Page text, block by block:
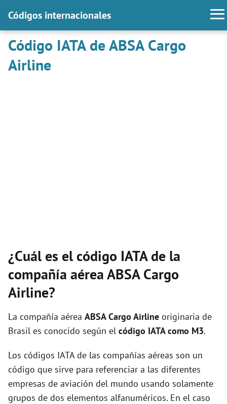
Códigos internacionales
Código IATA de ABSA Cargo
Airline
¿Cuál es el código IATA de la
compañía aérea ABSA Cargo
Airline?
La compañía aérea ABSA Cargo Airline originaria de
Brasil es conocido según el código IATA como M3.
Los códigos IATA de las compañías aéreas son un
código que sirve para referenciar a las diferentes
empresas de aviación del mundo usando solamente
grupos de dos elementos alfanuméricos. En el caso